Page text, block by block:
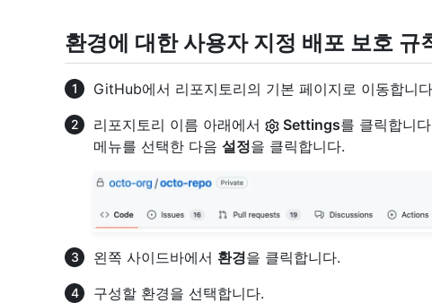
환경에 대한 사용자 지정 배포 보호 규
GitHub에서 리포지토리의 기본 페이지로 이동합니
리포지토리 이름 아래에서
Settings를 클릭합니
메뉴를 선택한 다음 설정을 클릭합니다.
왼쪽 사이드바에서 환경을 클릭합니다.
구성할 환경을 선택합니다.